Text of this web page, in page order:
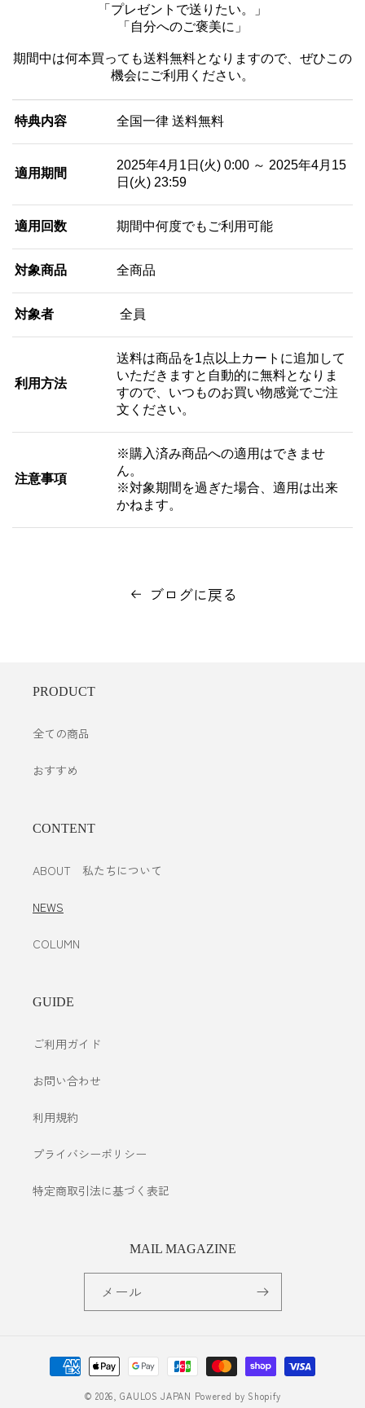
「 プレゼント で送りたい。」
「自分へのご褒美に」
期間中は何本買っても送料無料となりますので、ぜひこの
機会にご利用ください。
特典内容 全国一律 送料無料
適用期間
2025年4月1日(火) 0:00 ～ 2025年4月15
日(火) 23:59
適用回数 期間中何度でもご利用可能
対象商品 全商品
対象者 全員
利用方法
送料は商品を1点以上カートに追加して
いただきますと自動的に無料となりま
すので、いつものお買い物感覚でご注
文ください。
注意事項
※購入済み商品への適用はできませ
ん。
※対象期間を過ぎた場合、適用は出来
かねます。
ブログに戻る
PRODUCT
全ての商品
おすすめ
CONTENT
ABOUT 私たちについて
NEWS
COLUMN
GUIDE
ご利用ガイド
お問い合わせ
利用規約
プライバシーポリシー
特定商取引法に基づく表記
MAIL MAGAZINE
メール
© 2026,GAULOS JAPAN Powered by Shopify